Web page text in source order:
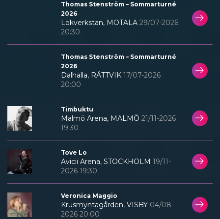
Thomas Stenström – Sommarturné
2026
Lokverkstan, MOTALA 29/07-2026
20:30
Thomas Stenström – Sommarturné
2026
Dalhalla, RÄTTVIK 17/07-2026
20:00
Timbuktu
Malmö Arena, MALMÖ 21/11-2026
19:30
Tove Lo
Avicii Arena, STOCKHOLM 19/11-
2026 19:30
Veronica Maggio
Krusmyntagården, VISBY 04/08-
2026 20:00